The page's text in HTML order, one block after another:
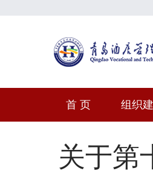
首 页 组织
关于第